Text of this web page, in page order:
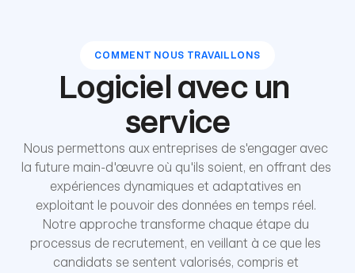
COMMENT NOUS TRAVAILLONS
Logiciel avec un
service
Nous permettons aux entreprises de s'engager avec
la future main-d'œuvre où qu'ils soient, en offrant des
expériences dynamiques et adaptatives en
exploitant le pouvoir des données en temps réel.
Notre approche transforme chaque étape du
processus de recrutement, en veillant à ce que les
candidats se sentent valorisés, compris et